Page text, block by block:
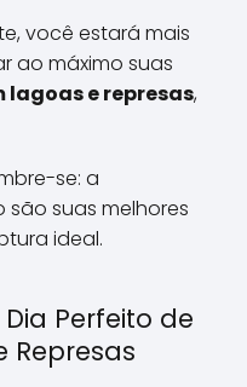
você estará mais
ao máximo suas
lagoas e represas,
se: a
suas melhores
ideal.
Perfeito de
Represas